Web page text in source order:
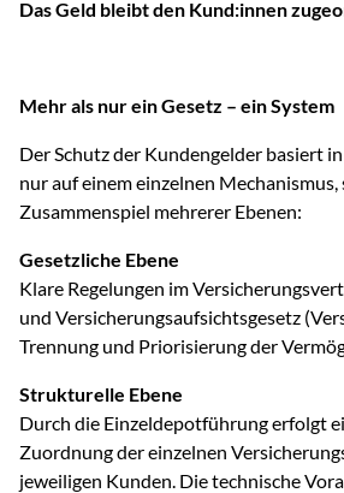
Das Geld bleibt den Kund:innen
Mehr als nur ein Gesetz – ein System
Der Schutz der Kundengelder basiert
nur auf einem einzelnen
Zusammenspiel mehrerer Ebenen:
Gesetzliche Ebene
Klare Regelungen im
und Versicherungsaufsichtsgesetz
Trennung und Priorisierung der
Strukturelle Ebene
Durch die Einzeldepotführung erfolgt
Zuordnung der einzelnen
jeweiligen Kunden. Die technische